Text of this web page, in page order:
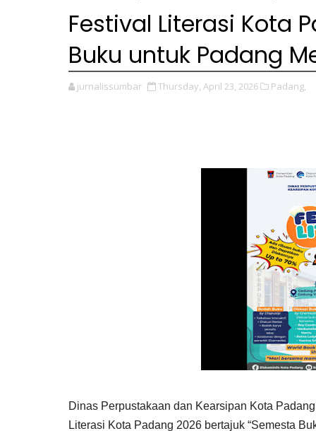
Festival Literasi Kota
Buku untuk Padang
jurnalissumbar Thursday, April 23, 2026 Padang,
Dinas Perpustakaan dan Kearsipan Kota
Literasi Kota Padang 2026 bertajuk “Semesta